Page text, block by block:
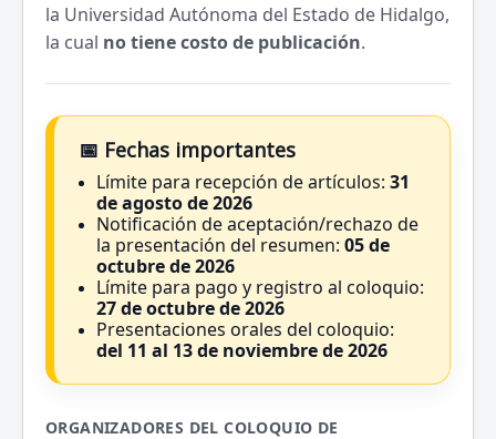
la Universidad Autónoma del Estado de Hidalgo,
la cual no tiene costo de publicación.
📅 Fechas importantes
Límite para recepción de artículos: 31
de agosto de 2026
Notificación de aceptación/rechazo de
la presentación del resumen: 05 de
octubre de 2026
Límite para pago y registro al coloquio:
27 de octubre de 2026
Presentaciones orales del coloquio:
del 11 al 13 de noviembre de 2026
ORGANIZADORES DEL COLOQUIO DE